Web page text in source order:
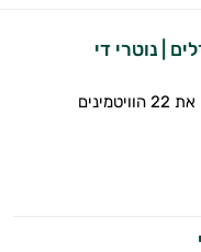
| נוטרי די
פורמולה מתקדמת המכילה את 22 הוויטמינים